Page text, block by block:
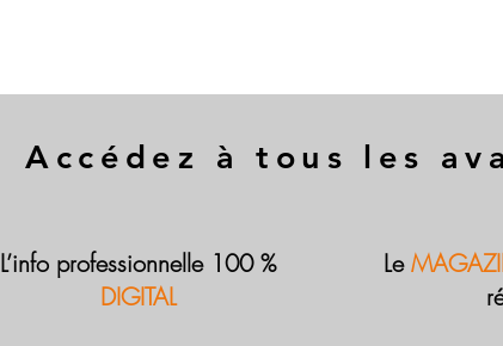
Accédez à tous les
L’info professionnelle 100 %
DIGITAL
Le